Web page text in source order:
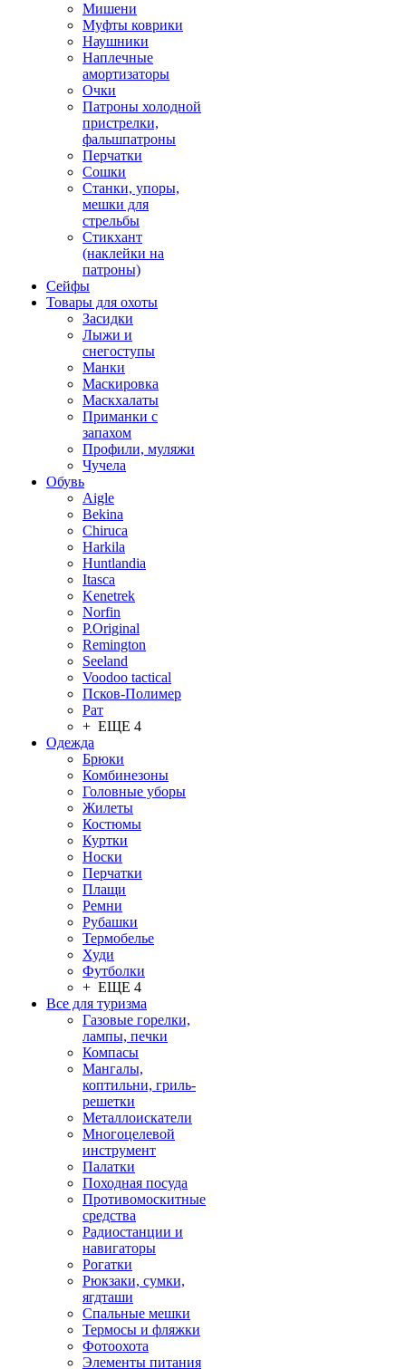
Мишени
Муфты коврики
Наушники
Наплечные
амортизаторы
Очки
Патроны холодной
пристрелки,
фальшпатроны
Перчатки
Сошки
Станки, упоры,
мешки для
стрельбы
Стикхант
(наклейки на
патроны)
Сейфы
Товары для охоты
Засидки
Лыжи и
снегоступы
Манки
Маскировка
Маскхалаты
Приманки с
запахом
Профили, муляжи
Чучела
Обувь
Aigle
Bekina
Chiruсa
Harkila
Huntlandia
Itasca
Kenetrek
Norfin
P.Original
Remington
Seeland
Voodoo tactical
Псков-Полимер
Рат
+ ЕЩЕ 4
Одежда
Брюки
Комбинезоны
Головные уборы
Жилеты
Костюмы
Куртки
Носки
Перчатки
Плащи
Ремни
Рубашки
Термобелье
Худи
Футболки
+ ЕЩЕ 4
Все для туризма
Газовые горелки,
лампы, печки
Компасы
Мангалы,
коптильни, гриль-
решетки
Металлоискатели
Многоцелевой
инструмент
Палатки
Походная посуда
Противомоскитные
средства
Радиостанции и
навигаторы
Рогатки
Рюкзаки, сумки,
ягдташи
Спальные мешки
Термосы и фляжки
Фотоохота
Элементы питания